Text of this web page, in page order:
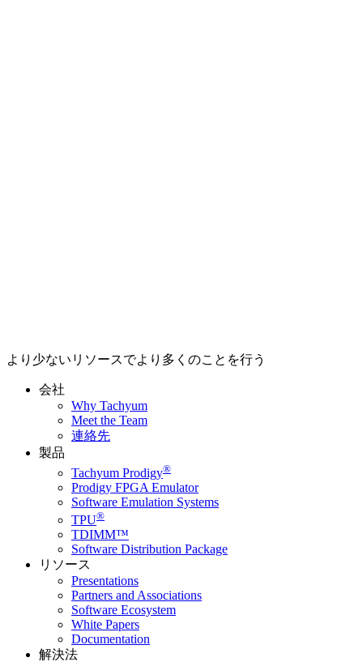
より少ないリソースでより多くのことを行う
会社
Why Tachyum
Meet the Team
連絡先
製品
Tachyum Prodigy®
Prodigy FPGA Emulator
Software Emulation Systems
TPU®
TDIMM™
Software Distribution Package
リソース
Presentations
Partners and Associations
Software Ecosystem
White Papers
Documentation
解決法